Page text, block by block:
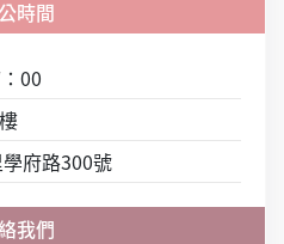
00
府路300號